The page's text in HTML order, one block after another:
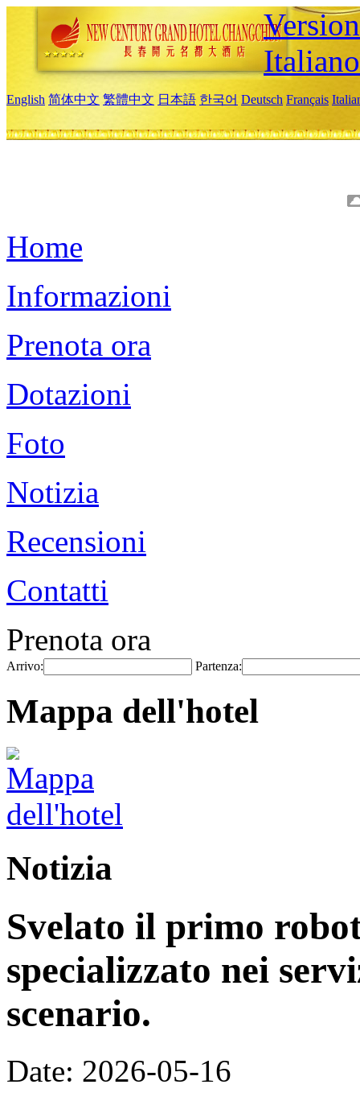
Italiano
English 简体中文 繁體中文 日本語 한국어 Deutsch Français
Home
Informazioni
Prenota ora
Dotazioni
Foto
Notizia
Recensioni
Contatti
Prenota ora
Arrivo: Partenza:
Mappa dell'hotel
Notizia
Svelato il primo
specializzato nei
scenario.
Date: 2026-05-16